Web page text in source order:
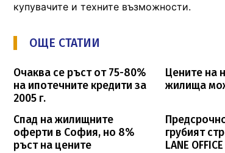
купувачите и техните възможности.
ОЩЕ СТАТИИ
Очаква се ръст от 75-80%
на ипотечните кредити за
2005 г.
Цените на
жилища
Спад на жилищните
оферти в София, но 8%
ръст на цените
грубият
LANE